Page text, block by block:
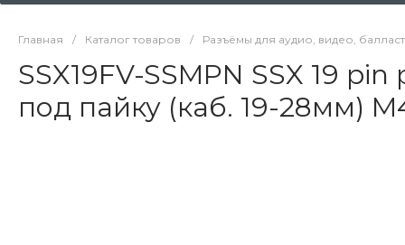
Главная / Каталог товаров / Разъёмы для аудио, видео,
SSX19FV-SSMPN SSX 19
под пайку (каб. 19-28мм)